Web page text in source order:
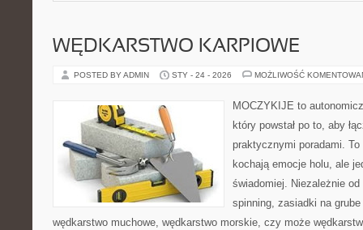
WĘDKARSTWO KARPIOWE
POSTED BY ADMIN STY - 24 - 2026 MOŻLIWOŚĆ
MOCZYKIJE to
który powstał po to, aby
praktycznymi poradami.
kochają emocje holu, ale
świadomiej. Niezależnie
spinning, zasiadki na
wędkarstwo muchowe, wędkarstwo morskie, czy może